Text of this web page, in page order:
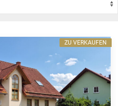
ZU VERKAUFEN